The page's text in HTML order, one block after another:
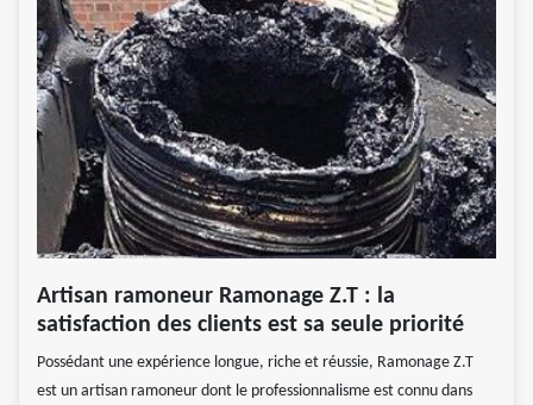
Artisan ramoneur Ramonage Z.T : la
satisfaction des clients est sa seule priorité
Possédant une expérience longue, riche et réussie, Ramonage Z.T
est un artisan ramoneur dont le professionnalisme est connu dans